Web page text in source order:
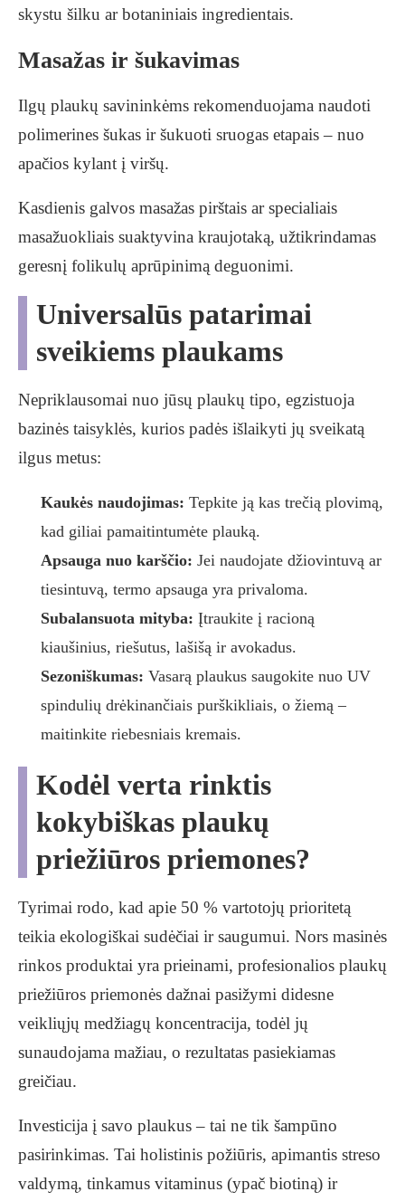
skystu šilku ar botaniniais ingredientais.
Masažas ir šukavimas
Ilgų plaukų savininkėms rekomenduojama naudoti
polimerines šukas ir šukuoti sruogas etapais – nuo
apačios kylant į viršų.
Kasdienis galvos masažas pirštais ar specialiais
masažuokliais suaktyvina kraujotaką, užtikrindamas
geresnį folikulų aprūpinimą deguonimi.
Universalūs patarimai
sveikiems plaukams
Nepriklausomai nuo jūsų plaukų tipo, egzistuoja
bazinės taisyklės, kurios padės išlaikyti jų sveikatą
ilgus metus:
Kaukės naudojimas: Tepkite ją kas trečią plovimą,
kad giliai pamaitintumėte plauką.
Apsauga nuo karščio: Jei naudojate džiovintuvą ar
tiesintuvą, termo apsauga yra privaloma.
Subalansuota mityba: Įtraukite į racioną
kiaušinius, riešutus, lašišą ir avokadus.
Sezoniškumas: Vasarą plaukus saugokite nuo UV
spindulių drėkinančiais purškikliais, o žiemą –
maitinkite riebesniais kremais.
Kodėl verta rinktis
kokybiškas plaukų
priežiūros priemones?
Tyrimai rodo, kad apie 50 % vartotojų prioritetą
teikia ekologiškai sudėčiai ir saugumui. Nors masinės
rinkos produktai yra prieinami, profesionalios plaukų
priežiūros priemonės dažnai pasižymi didesne
veikliųjų medžiagų koncentracija, todėl jų
sunaudojama mažiau, o rezultatas pasiekiamas
greičiau.
Investicija į savo plaukus – tai ne tik šampūno
pasirinkimas. Tai holistinis požiūris, apimantis streso
valdymą, tinkamus vitaminus (ypač biotiną) ir